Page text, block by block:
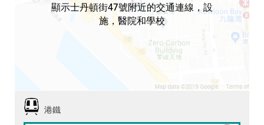
顯示士丹頓街47號附近的交通連線，設
施，醫院和學校
港鐵